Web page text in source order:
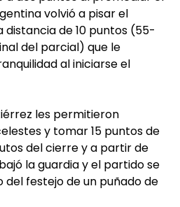
volvió a pisar el
de 10 puntos (55-
del parcial) que le
al iniciarse el
les permitieron
y tomar 15 puntos de
del cierre y a partir de
la guardia y el partido se
del festejo de un puñado de